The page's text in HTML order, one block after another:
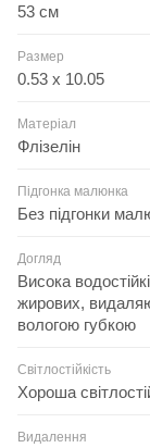
53 см
Размер
0.53 x 10.05
Матеріал
Флізелін
Підгонка малюнка
Без підгонки
Догляд
Висока
жирових,
вологою губкою
Світлостійкість
Хороша
Видалення